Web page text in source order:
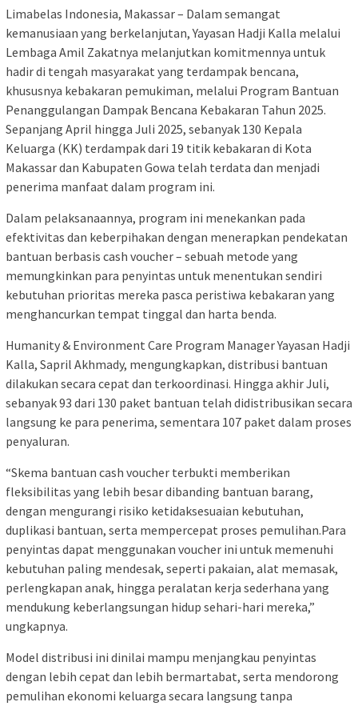
Limabelas Indonesia, Makassar – Dalam semangat
kemanusiaan yang berkelanjutan, Yayasan Hadji Kalla melalui
Lembaga Amil Zakatnya melanjutkan komitmennya untuk
hadir di tengah masyarakat yang terdampak bencana,
khususnya kebakaran pemukiman, melalui Program Bantuan
Penanggulangan Dampak Bencana Kebakaran Tahun 2025.
Sepanjang April hingga Juli 2025, sebanyak 130 Kepala
Keluarga (KK) terdampak dari 19 titik kebakaran di Kota
Makassar dan Kabupaten Gowa telah terdata dan menjadi
penerima manfaat dalam program ini.
Dalam pelaksanaannya, program ini menekankan pada
efektivitas dan keberpihakan dengan menerapkan pendekatan
bantuan berbasis cash voucher – sebuah metode yang
memungkinkan para penyintas untuk menentukan sendiri
kebutuhan prioritas mereka pasca peristiwa kebakaran yang
menghancurkan tempat tinggal dan harta benda.
Humanity & Environment Care Program Manager Yayasan Hadji
Kalla, Sapril Akhmady, mengungkapkan, distribusi bantuan
dilakukan secara cepat dan terkoordinasi. Hingga akhir Juli,
sebanyak 93 dari 130 paket bantuan telah didistribusikan secara
langsung ke para penerima, sementara 107 paket dalam proses
penyaluran.
“Skema bantuan cash voucher terbukti memberikan
fleksibilitas yang lebih besar dibanding bantuan barang,
dengan mengurangi risiko ketidaksesuaian kebutuhan,
duplikasi bantuan, serta mempercepat proses pemulihan.Para
penyintas dapat menggunakan voucher ini untuk memenuhi
kebutuhan paling mendesak, seperti pakaian, alat memasak,
perlengkapan anak, hingga peralatan kerja sederhana yang
mendukung keberlangsungan hidup sehari-hari mereka,”
ungkapnya.
Model distribusi ini dinilai mampu menjangkau penyintas
dengan lebih cepat dan lebih bermartabat, serta mendorong
pemulihan ekonomi keluarga secara langsung tanpa